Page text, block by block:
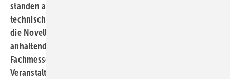
standen aktuelle politische Herausforderungen und
technische Entwicklungen rund um die Wärmewende,
die Novelle der Ökodesign-Verordnung und die
anhaltende Regulierungsflut aus Brüssel sowie die
Fachmesse World of Fireplaces (WOF). Die gut besuchte
Veranstaltung bot dabei viel Raum für Austausch,